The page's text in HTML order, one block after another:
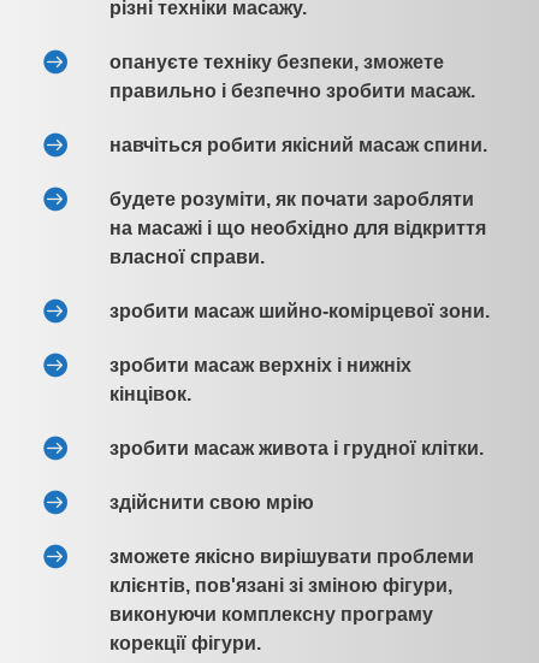
різні техніки масажу.
опануєте техніку безпеки, зможете
правильно і безпечно зробити масаж.
навчіться робити якісний масаж спини.
будете розуміти, як почати заробляти
на масажі і що необхідно для відкриття
власної справи.
зробити масаж шийно-комірцевої зони.
зробити масаж верхніх і нижніх
кінцівок.
зробити масаж живота і грудної клітки.
здійснити свою мрію
зможете якісно вирішувати проблеми
клієнтів, пов'язані зі зміною фігури,
виконуючи комплексну програму
корекції фігури.